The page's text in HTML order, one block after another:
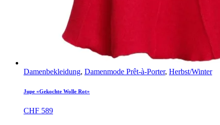
Damenbekleidung, Damenmode Prêt-à-Porter, Herbst/Winter
Jupe «Gekochte Wolle Rot»
CHF 589